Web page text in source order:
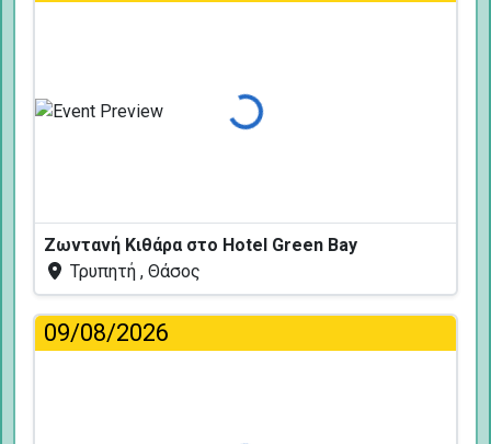
Φόρτωση...
Ζωντανή Κιθάρα στο Hotel Green Bay
Τρυπητή , Θάσος
09/08/2026